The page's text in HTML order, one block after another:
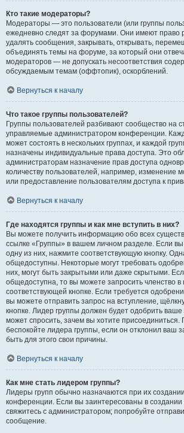
Кто такие модераторы?
Модераторы — это пользователи (или группы
ежедневно следят за форумами. Они имеют право
удалять сообщения, закрывать, открывать,
объединять темы на форуме, за который они
модераторов — не допускать несоответствия
обсуждаемым темам (оффтопик), оскорблений.
Вернуться к началу
Что такое группы пользователей?
Группы пользователей разбивают сообщество на
управляемые администратором конференции.
может состоять в нескольких группах, и каждой
назначены индивидуальные права доступа. Это
администраторам назначение прав доступа
количеству пользователей, например, изменение
или предоставление пользователям доступа к
Вернуться к началу
Где находятся группы и как мне вступить в них?
Вы можете получить информацию обо всех
ссылке «Группы» в вашем личном разделе. Если вы
одну из них, нажмите соответствующую кнопку.
общедоступны. Некоторые могут требовать
них, могут быть закрытыми или даже скрытыми.
общедоступна, то вы можете запросить членство в
соответствующей кнопке. Если требуется
вы можете отправить запрос на вступление,
кнопке. Лидер группы должен будет одобрить ваше
может спросить, зачем вы хотите присоединиться.
беспокойте лидера группы, если он отклонил ваш
быть для этого свои причины.
Вернуться к началу
Как мне стать лидером группы?
Лидеры групп обычно назначаются при их
конференции. Если вы заинтересованы в создании
свяжитесь с администратором; попробуйте
сообщение.